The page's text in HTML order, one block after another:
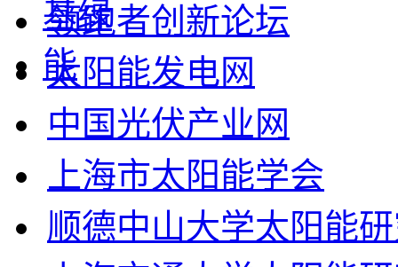
领跑者创新论坛
太阳能发电网
中国光伏产业网
上海市太阳能学会
顺德中山大学太阳能